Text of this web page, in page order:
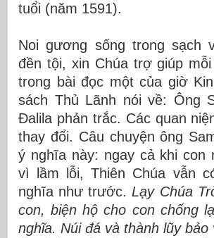
tuổi (năm 1591).
Noi gương sống trong sạch
đền tội, xin Chúa trợ giúp
trong bài đọc một của giờ
sách Thủ Lãnh nói về: Ông
Đalila phản trắc. Các quan
thay đổi. Câu chuyện ông
ý nghĩa này: ngay cả khi con
vì lầm lỗi, Thiên Chúa vẫn
nghĩa như trước. Lạy Chúa
con, biện hộ cho con chống
nghĩa. Núi đá và thành lũy